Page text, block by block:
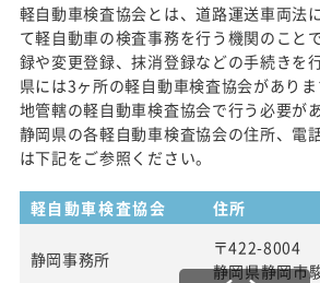
軽自動車検査協会とは、道路運送車両法
て軽自動車の検査事務を行う機関のこと
録や変更登録、抹消登録などの手続きを
県には3ヶ所の軽自動車検査協会があり
地管轄の軽自動車検査協会で行う必要が
静岡県の各軽自動車検査協会の住所、電
は下記をご参照ください。
軽自動車検査協会 住所
静岡事務所
〒422-8004
静岡県静岡市